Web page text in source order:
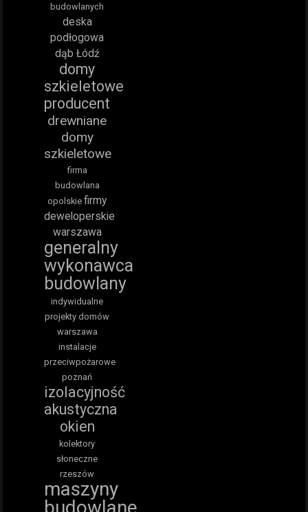
budowlanych
deska
podłogowa
dąb Łódź
domy
szkieletowe
producent
drewniane
domy
szkieletowe
firma
budowlana
opolskie firmy
deweloperskie
warszawa
generalny
wykonawca
budowlany
indywidualne
projekty domów
warszawa
instalacje
przeciwpożarowe
poznań
izolacyjność
akustyczna
okien
kolektory
słoneczne
rzeszów
maszyny
budowlane